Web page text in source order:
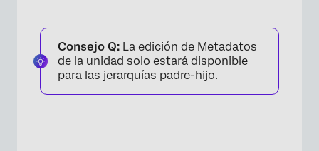
Consejo Q: La edición de Metadatos
de la unidad solo estará disponible
para las jerarquías padre-hijo.